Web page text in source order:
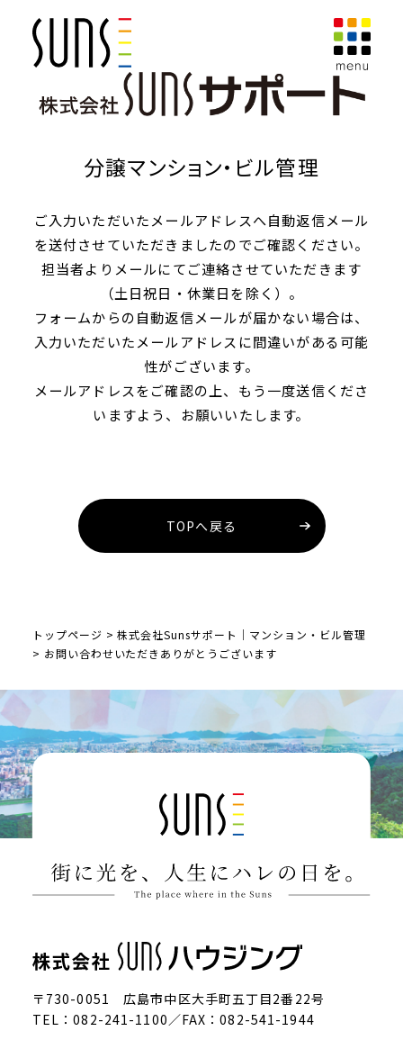
分譲マンション・ビル管理
ご入力いただいたメールアドレスへ自動返信メール
を送付させていただきましたのでご確認ください。
担当者よりメールにてご連絡させていただきます
（土日祝日・休業日を除く）。
フォームからの自動返信メールが届かない場合は、
入力いただいたメールアドレスに間違いがある可能
性がございます。
メールアドレスをご確認の上、もう一度送信くださ
いますよう、お願いいたします。
TOPへ戻る
トップページ >株式会社Sunsサポート｜マンション・ビル管理
> お問い合わせいただきありがとうございます
〒730-0051 広島市中区大手町五丁目2番22号
TEL：082-241-1100／FAX：082-541-1944